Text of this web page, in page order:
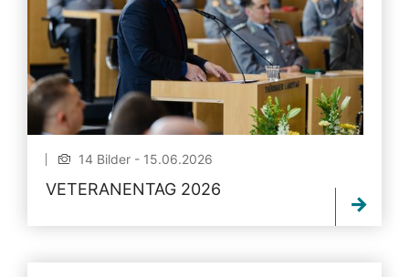
14 Bilder - 15.06.2026
VETERANENTAG 2026